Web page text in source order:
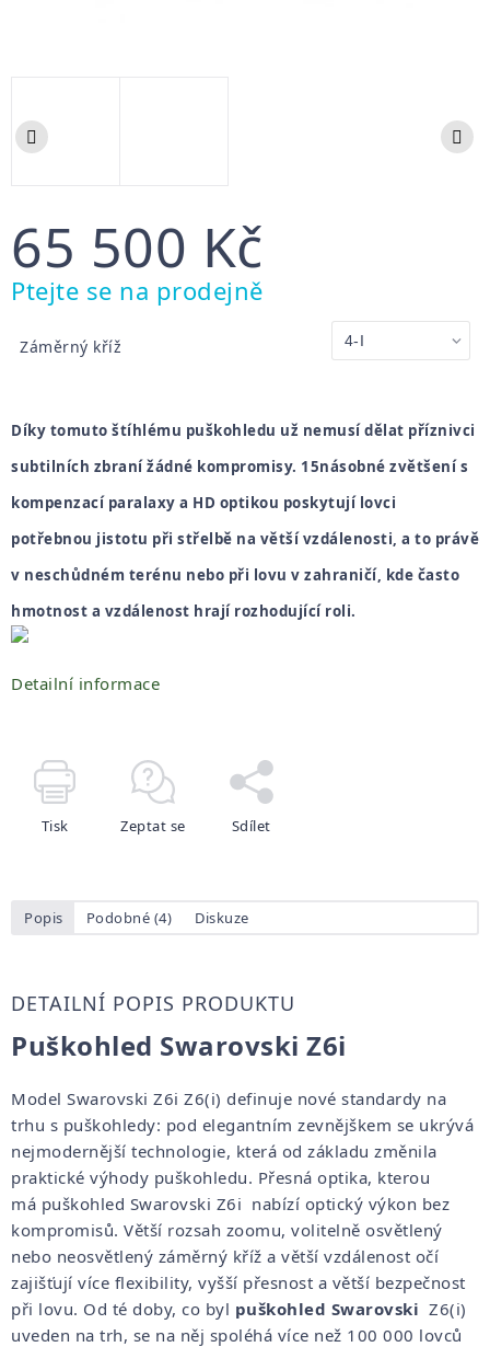
65 500 Kč
Měrná
cena:
Ptejte se na prodejně
Záměrný kříž
Díky tomuto štíhlému puškohledu už nemusí dělat příznivci
subtilních zbraní žádné kompromisy. 15násobné zvětšení s
kompenzací paralaxy a HD optikou poskytují lovci
potřebnou jistotu při střelbě na větší vzdálenosti, a to právě
v neschůdném terénu nebo při lovu v zahraničí, kde často
hmotnost a vzdálenost hrají rozhodující roli.
Detailní informace
Tisk Zeptat se Sdílet
Popis Podobné (4) Diskuze
DETAILNÍ POPIS PRODUKTU
Puškohled Swarovski Z6i
Model Swarovski Z6i Z6(i) definuje nové standardy na
trhu s puškohledy: pod elegantním zevnějškem se ukrývá
nejmodernější technologie, která od základu změnila
praktické výhody puškohledu. Přesná optika, kterou
má puškohled Swarovski Z6i nabízí optický výkon bez
kompromisů. Větší rozsah zoomu, volitelně osvětlený
nebo neosvětlený záměrný kříž a větší vzdálenost očí
zajišťují více flexibility, vyšší přesnost a větší bezpečnost
při lovu. Od té doby, co byl puškohled Swarovski Z6(i)
uveden na trh, se na něj spoléhá více než 100 000 lovců